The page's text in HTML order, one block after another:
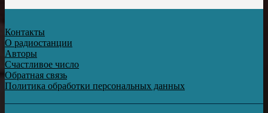
Контакты
О радиостанции
Авторы
Счастливое число
Обратная связь
Политика обработки персональных данных